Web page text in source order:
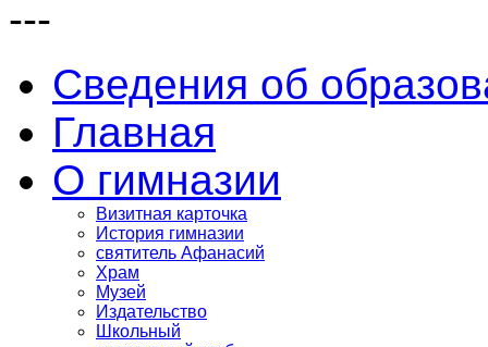
---
Сведения об
Главная
О гимназии
Визитная карточка
История гимназии
святитель Афанасий
Храм
Музей
Издательство
Школьный